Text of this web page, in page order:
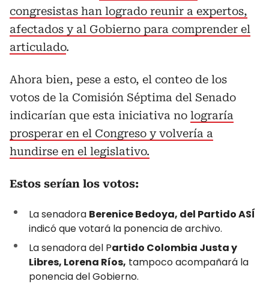
congresistas han logrado reunir a expertos,
afectados y al Gobierno para comprender el
articulado.
Ahora bien, pese a esto, el conteo de los
votos de la Comisión Séptima del Senado
indicarían que esta iniciativa no lograría
prosperar en el Congreso y volvería a
hundirse en el legislativo.
Estos serían los votos:
La senadora Berenice Bedoya, del Partido ASÍ
indicó que votará la ponencia de archivo.
La senadora del Partido Colombia Justa y
Libres, Lorena Ríos, tampoco acompañará la
ponencia del Gobierno.